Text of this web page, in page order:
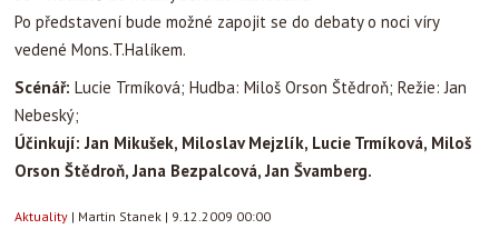
Po představení bude možné zapojit se do debaty o noci víry
vedené Mons.T.Halíkem.
Scénář: Lucie Trmíková; Hudba: Miloš Orson Štědroň; Režie: Jan
Nebeský;
Účinkují: Jan Mikušek, Miloslav Mejzlík, Lucie Trmíková, Miloš
Orson Štědroň, Jana Bezpalcová, Jan Švamberg.
Aktuality | Martin Stanek | 9.12.2009 00:00